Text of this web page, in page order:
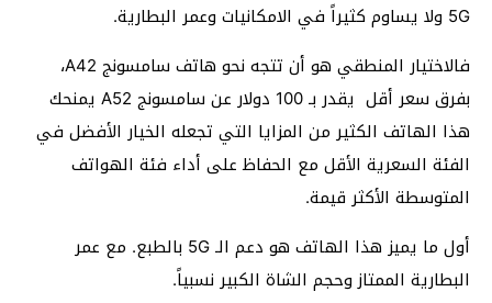
5G ولا يساوم كثيراً في الامكانيات وعمر البطارية.
فالاختيار المنطقي هو أن تتجه نحو هاتف سامسونج A42،
بفرق سعر أقل يقدر بـ 100 دولار عن سامسونج A52 يمنحك
هذا الهاتف الكثير من المزايا التي تجعله الخيار الأفضل في
الفئة السعرية الأقل مع الحفاظ على أداء فئة الهواتف
المتوسطة الأكثر قيمة.
أول ما يميز هذا الهاتف هو دعم الـ 5G بالطبع. مع عمر
البطارية الممتاز وحجم الشاة الكبير نسبياً.